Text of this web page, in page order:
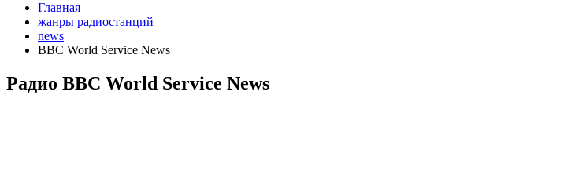
Главная
жанры радиостанций
news
BBC World Service News
Радио BBC World Service News